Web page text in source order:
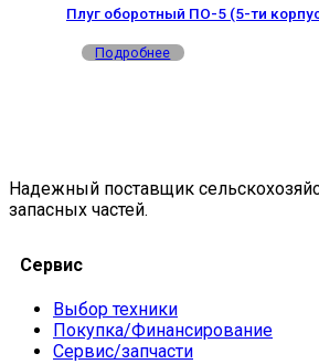
Плуг оборотный ПО-5 (5-ти
Подробнее
Надежный поставщик
запасных частей.
Сервис
Выбор техники
Покупка/Финансирование
Сервис/запчасти